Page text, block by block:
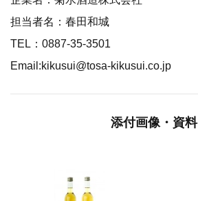
担当者名：春田和城
TEL：0887-35-3501
Email:kikusui@tosa-kikusui.co.jp
添付画像・資料